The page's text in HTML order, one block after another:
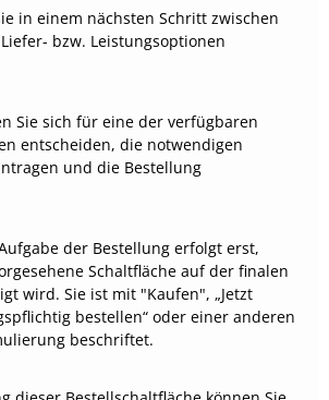
in einem nächsten Schritt zwischen
bzw. Leistungsoptionen
Sie sich für eine der verfügbaren
entscheiden, die notwendigen
und die Bestellung
der Bestellung erfolgt erst,
Schaltfläche auf der finalen
wird. Sie ist mit "Kaufen", „Jetzt
bestellen“ oder einer anderen
beschriftet.